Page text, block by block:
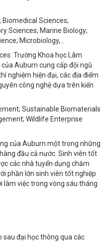
Sciences;
Sciences; Marine Biology;
Microbiology,...
Trường Khoa học Lâm
Auburn cung cấp đội ngũ
nghiệm hiện đại, các địa điểm
công nghệ dựa trên kiến
Sustainable Biomaterials
Wildlife Enterprise
của Auburn một trong những
đầu cả nước. Sinh viên tốt
các nhà tuyển dụng chăm
phần lớn sinh viên tốt nghiệp
làm việc trong vòng sáu tháng
sau đại học thông qua các